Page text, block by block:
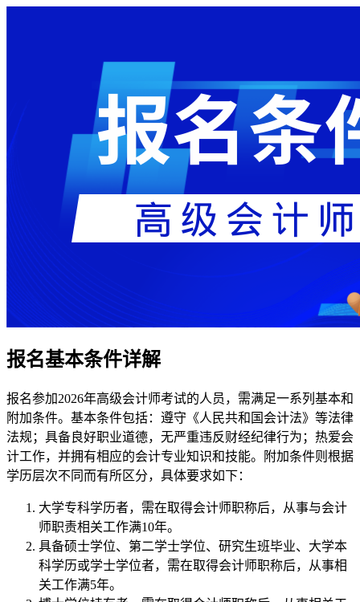
报名基本条件详解
报名参加2026年高级会计师考试的人员，需满足一系列基本和
附加条件。基本条件包括：遵守《人民共和国会计法》等法律
法规；具备良好职业道德，无严重违反财经纪律行为；热爱会
计工作，并拥有相应的会计专业知识和技能。附加条件则根据
学历层次不同而有所区分，具体要求如下：
大学专科学历者，需在取得会计师职称后，从事与会计
师职责相关工作满10年。
具备硕士学位、第二学士学位、研究生班毕业、大学本
科学历或学士学位者，需在取得会计师职称后，从事相
关工作满5年。